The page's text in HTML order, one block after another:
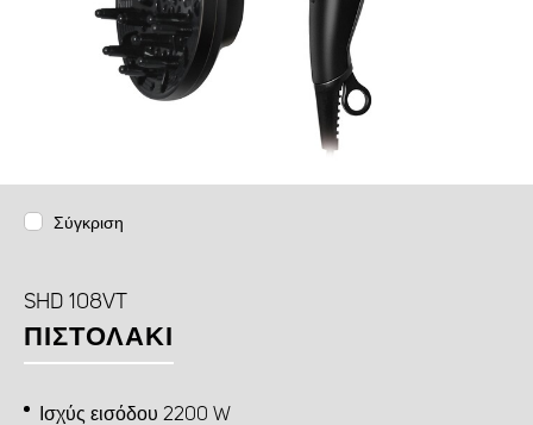
Σύγκριση
SHD 108VT
ΠΙΣΤΟΛΆΚΙ
Ισχύς εισόδου 2200 W